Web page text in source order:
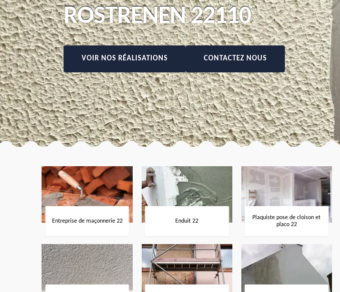
ROSTRENEN 22110
VOIR NOS RÉALISATIONS CONTACTEZ NOUS
Entreprise de maçonnerie 22 Enduit 22
Plaquiste pose de cloison et
placo 22